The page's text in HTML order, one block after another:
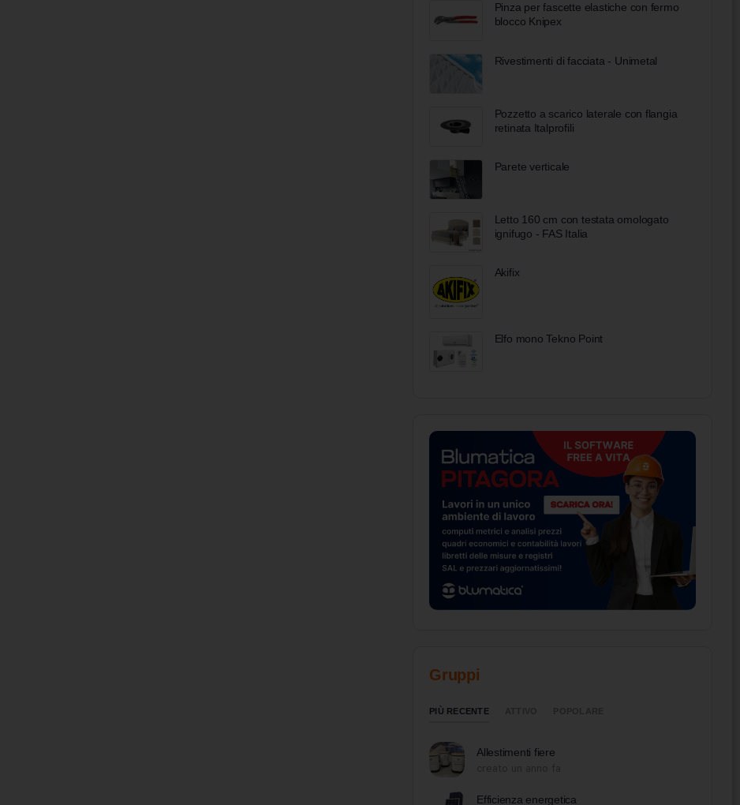
Pinza per fascette elastiche con fermo
blocco Knipex
Rivestimenti di facciata - Unimetal
Pozzetto a scarico laterale con flangia
retinata Italprofili
Parete verticale
Letto 160 cm con testata omologato
ignifugo - FAS Italia
Akifix
Elfo mono Tekno Point
Gruppi
PIÙ RECENTE
Allestimenti fiere
Efficienza energetica